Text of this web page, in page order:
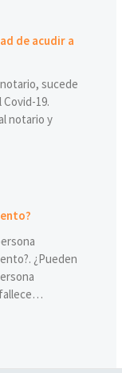
de acudir a
sucede
19.
notario y
¿Pueden
fallece…